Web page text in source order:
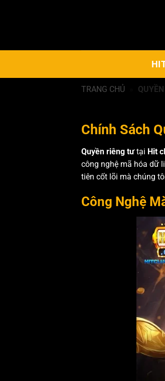
TRANG CHỦ
Chính Sách
Quyền riêng tưtại Hit
công nghệ mã hóa dữ
tiên cốt lõi mà chúng
Công Nghệ